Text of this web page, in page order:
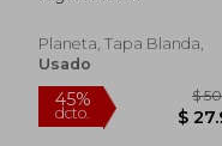
Planeta, Tapa Blanda,
Usado